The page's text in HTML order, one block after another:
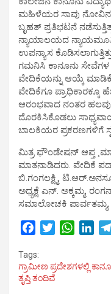
ಮಹಿಳೆಯರ ಸಾವು ನೋವಿನ
ಬೃಹತ್ ಪ್ರತಿಭಟನೆ
ನ್ಯಾಯಾಲಯದ
ಉಪನ್ಯಾಸ
ಗಮನಿಸಿ ಕಾನೂನು
ವೇದಿಕೆಯನ್ನು ಆಯ್ಕೆ
ವೇದಿಕೆಗೂ ಪ್ರಾಧಿಕಾರಕ್ಕೂ
ಆರಂಭವಾದ ನಂತರ
ದೊರಕಿಸಿಕೊಡಲು
ಬಾಲಕಿಯರ ಪ್ರಕರಣಗಳಿಗೆ
ಮಿತ್ರ ಫೌಂಡೇಷನ್ ಆಪ್ತ
ಮಾತನಾಡಿದರು. ವೇದಿಕೆ
ಬಿ.ಗಂಗಲಕ್ಷ್ಮಿ,
ಅಧ್ಯಕ್ಷೆ ಎನ್. ಅಕ್ಕಮ್ಮ,
ಸಮಾಲೋಚಕಿ ಪಾರ್ವತಮ್ಮ,
c
e
t
W
t
k
Tags:
ಗ್ರಾಮೀಣ ಪ್ರದೇಶಗಳಲ್ಲಿ
ತೃಪ್ತಿ ತಂದಿವೆ